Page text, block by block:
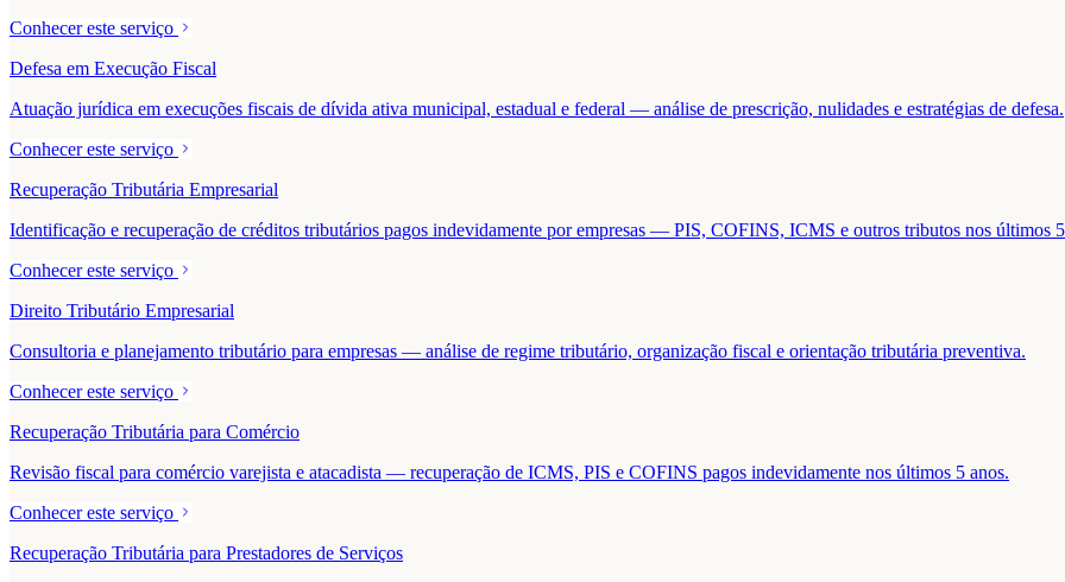
Conhecer este serviço
Defesa em Execução Fiscal
Atuação jurídica em execuções fiscais de dívida ativa municipal, estadual e federal — análise de prescrição, nulidades e estratégias de defesa.
Conhecer este serviço
Recuperação Tributária Empresarial
Identificação e recuperação de créditos tributários pagos indevidamente por empresas — PIS, COFINS, ICMS e outros tributos nos últimos
Conhecer este serviço
Direito Tributário Empresarial
Consultoria e planejamento tributário para empresas — análise de regime tributário, organização fiscal e orientação tributária preventiva.
Conhecer este serviço
Recuperação Tributária para Comércio
Revisão fiscal para comércio varejista e atacadista — recuperação de ICMS, PIS e COFINS pagos indevidamente nos últimos 5 anos.
Conhecer este serviço
Recuperação Tributária para Prestadores de Serviços